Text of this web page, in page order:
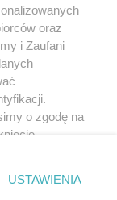
oraz
i Zaufani
o zgodę na
prywatności
USTAWIENIA